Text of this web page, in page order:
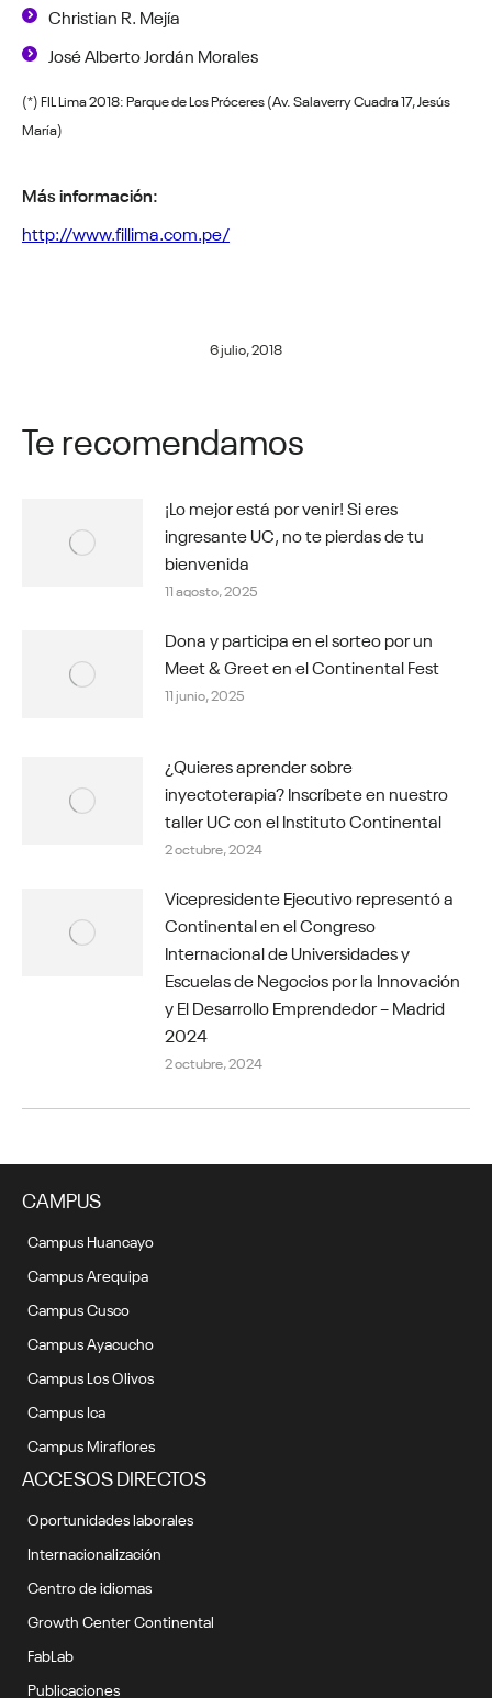
Christian R. Mejía
José Alberto Jordán Morales
(*) FIL Lima 2018: Parque de Los Próceres (Av. Salaverry Cuadra 17, Jesús
María)
Más información:
http://www.fillima.com.pe/
6 julio, 2018
Te recomendamos
¡Lo mejor está por venir! Si eres
ingresante UC, no te pierdas de tu
bienvenida
11 agosto, 2025
Dona y participa en el sorteo por un
Meet & Greet en el Continental Fest
11 junio, 2025
¿Quieres aprender sobre
inyectoterapia? Inscríbete en nuestro
taller UC con el Instituto Continental
2 octubre, 2024
Vicepresidente Ejecutivo representó a
Continental en el Congreso
Internacional de Universidades y
Escuelas de Negocios por la Innovación
y El Desarrollo Emprendedor – Madrid
2024
2 octubre, 2024
CAMPUS
Campus Huancayo
Campus Arequipa
Campus Cusco
Campus Ayacucho
Campus Los Olivos
Campus Ica
Campus Miraflores
ACCESOS DIRECTOS
Oportunidades laborales
Internacionalización
Centro de idiomas
Growth Center Continental
FabLab
Publicaciones